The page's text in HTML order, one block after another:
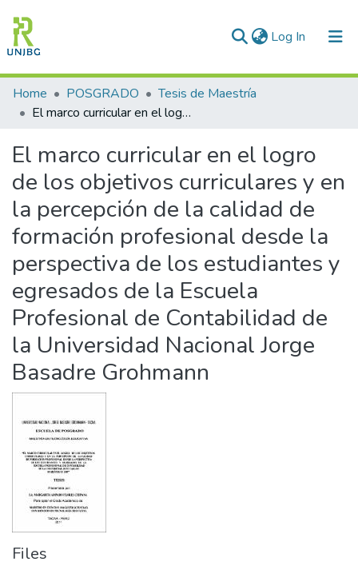
Log In (current)
Communities & Collections
All of DSpace
Statistics
Enviar tesis
Home POSGRADO
Tesis de Maestría
El marco curricular en el logro de los objetivos curriculares y en la percepción de la calidad de formación profesional desde la perspectiva de los estudiantes y egresados de la Escuela Profesional de Contabilidad de la Universidad Nacional Jorge Basadre Grohmann
El marco curricular en el logro
de los objetivos curriculares y en
la percepción de la calidad de
formación profesional desde la
perspectiva de los estudiantes y
egresados de la Escuela
Profesional de Contabilidad de
la Universidad Nacional Jorge
Basadre Grohmann
Files